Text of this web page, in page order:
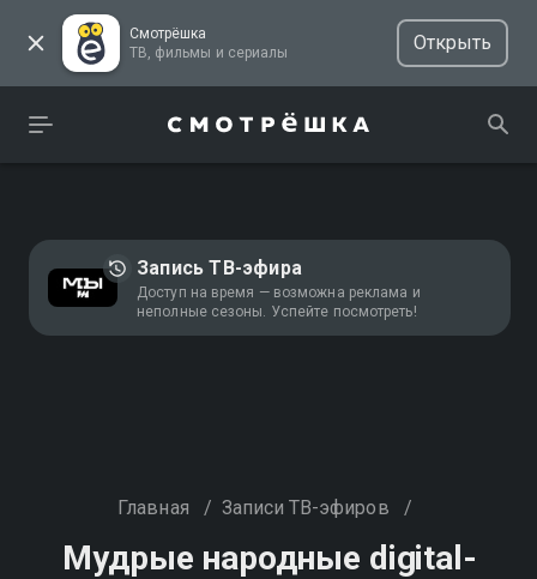
Смотрёшка
ТВ, фильмы и сериалы
Открыть
Запись ТВ-эфира
Доступ на время — возможна реклама и
неполные сезоны. Успейте посмотреть!
Главная / Записи ТВ-эфиров /
Мудрые народные digital-